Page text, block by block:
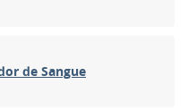
de Sangue